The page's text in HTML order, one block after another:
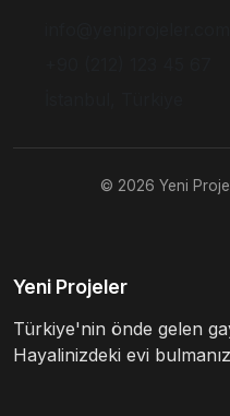
© 2026 Yeni
Yeni Projeler
Türkiye'nin önde gelen
Hayalinizdeki evi